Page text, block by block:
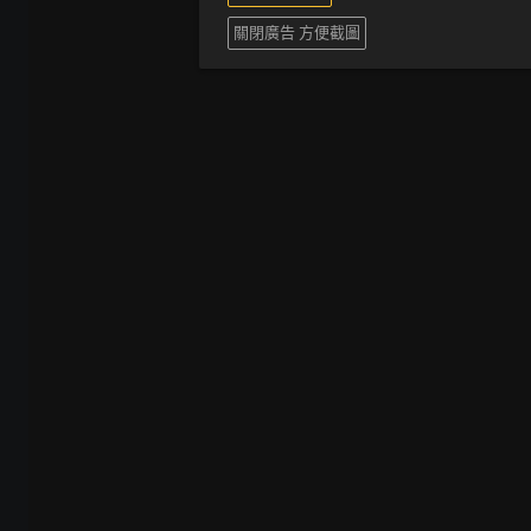
關閉廣告 方便截圖